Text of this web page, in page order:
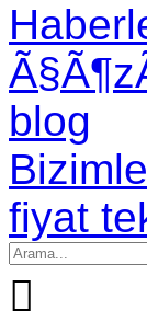
blog
fiyat
